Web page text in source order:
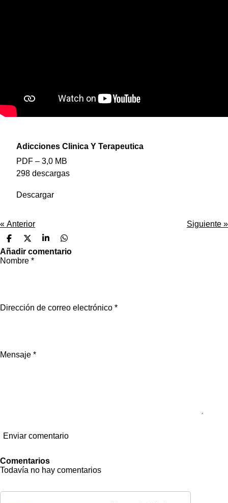
Adicciones Clinica Y Terapeutica
PDF – 3,0 MB
298 descargas
Descargar
« Anterior Siguiente »
C
o
m
p
r
C
o
m
p
r
C
o
r
C
o
r
Añadir comentario
Nombre *
Dirección de correo electrónico *
Mensaje *
Enviar comentario
Comentarios
Todavía no hay comentarios